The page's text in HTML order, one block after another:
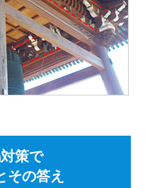
策で
その答え